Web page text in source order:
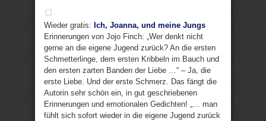
Wieder gratis: Ich, Joanna, und meine Jungs
Erinnerungen von Jojo Finch: „Wer denkt nicht
gerne an die eigene Jugend zurück? An die ersten
Schmetterlinge, dem ersten Kribbeln im Bauch und
den ersten zarten Banden der Liebe …“ – Ja, die
erste Liebe. Und der erste Schmerz. Das fängt die
Autorin sehr schön ein, in gut geschriebenen
Erinnerungen und emotionalen Gedichten! „… man
fühlt sich sofort wieder in die eigene Jugend zurück